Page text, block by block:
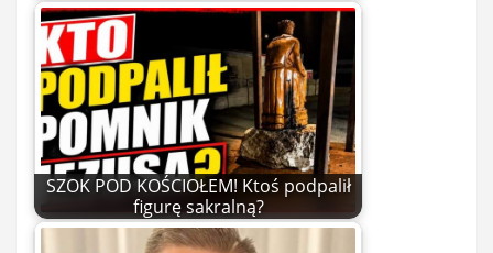
SZOK POD KOŚCIOŁEM! Ktoś podpalił
figurę sakralną?